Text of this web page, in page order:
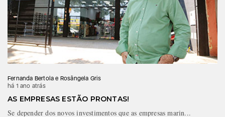
Fernanda Bertola e Rosângela Gris
há 1 ano atrás
AS EMPRESAS ESTÃO PRONTAS!
Se depender dos novos investimentos que as empresas marin...